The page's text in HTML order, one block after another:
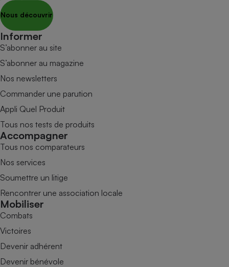
Nous découvrir
Informer
S’abonner au site
S’abonner au magazine
Nos newsletters
Commander une parution
Appli Quel Produit
Tous nos tests de produits
Accompagner
Tous nos comparateurs
Nos services
Soumettre un litige
Rencontrer une association locale
Mobiliser
Combats
Victoires
Devenir adhérent
Devenir bénévole